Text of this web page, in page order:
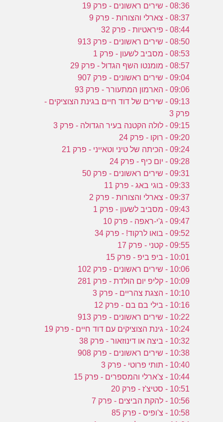
08:36 - שירים ראשונים - פרק 19
08:37 - צארלי והצורות - פרק 9
08:44 - פיראטיות - פרק 32
08:50 - שירים ראשונים - פרק 913
08:53 - מסביב לשעון - פרק 1
08:57 - מומנטו השף הגדול - פרק 29
09:04 - שירים ראשונים - פרק 907
09:06 - הארמון המתעורר - פרק 93
09:13 - שירים של דוד חיים בגינת הצוציקים -
פרק 3
09:15 - לולה הקטנה בעיר הגדולה - פרק 3
09:20 - רוקו - פרק 24
09:24 - הכיתה של טיני וטאייני - פרק 21
09:28 - יום כיף - פרק 24
09:31 - שירים ראשונים - פרק 50
09:33 - בוגי באג - פרק 11
09:37 - צארלי והצורות - פרק 2
09:43 - מסביב לשעון - פרק 1
09:47 - ג'י-ראפה - פרק 10
09:52 - בואו לרקוד! - פרק 34
09:55 - קטני - פרק 17
10:01 - ביפ ביפ - פרק 15
10:06 - שירים ראשונים - פרק 102
10:09 - קליפ יום הולדת - פרק 281
10:10 - הצגת צהריים - פרק 3
10:16 - בילי בם בם - פרק 12
10:22 - שירים ראשונים - פרק 913
10:24 - גינת הצוציקים עם דוד חיים - פרק 19
10:32 - ביצה או דינוזאור - פרק 38
10:38 - שירים ראשונים - פרק 908
10:40 - תותי פרוטי - פרק 3
10:44 - צ'ארלי והמספרים - פרק 15
10:51 - סטיצ'ז - פרק 20
10:56 - להקת הביצים - פרק 7
10:58 - צ'ופיס - פרק 85